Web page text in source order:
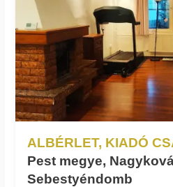
ALBÉRLET, KIADÓ
Pest megye,
Sebestyéndomb